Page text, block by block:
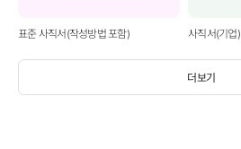
더보기
표준 사직서(작성방법 포함) 사직서(기업)